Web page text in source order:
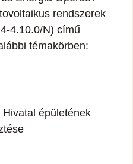
rendszerek
4.10.0/N) című
témakörben:
épületének